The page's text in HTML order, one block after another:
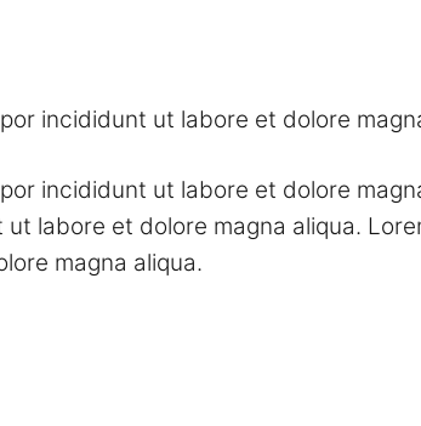
incididunt ut labore et dolore
incididunt ut labore et dolore
labore et dolore magna aliqua.
magna aliqua.